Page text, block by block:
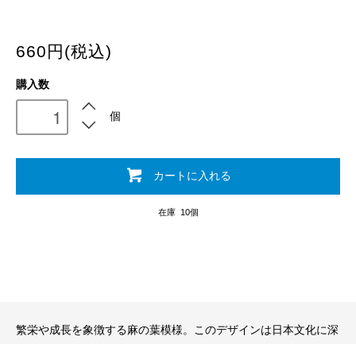
660円(税込)
購入数
個
カートに入れる
在庫 10個
繁栄や成長を象徴する麻の葉模様。このデザインは日本文化に深